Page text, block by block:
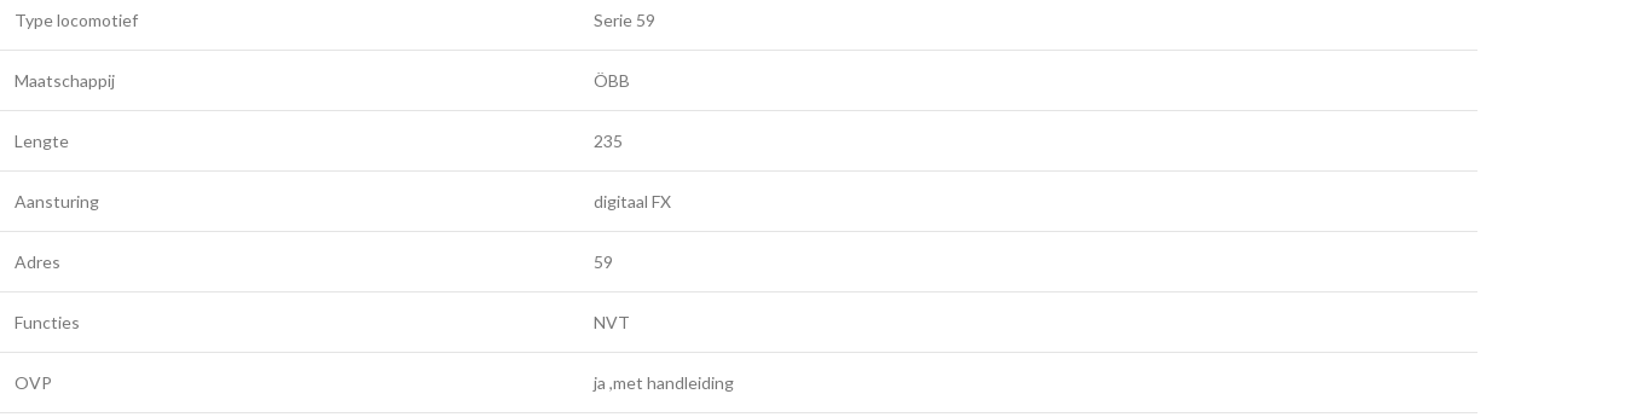
Type locomotief Serie 59
Maatschappij ÖBB
Lengte 235
Aansturing digitaal FX
Adres 59
Functies NVT
OVP ja ,met handleiding